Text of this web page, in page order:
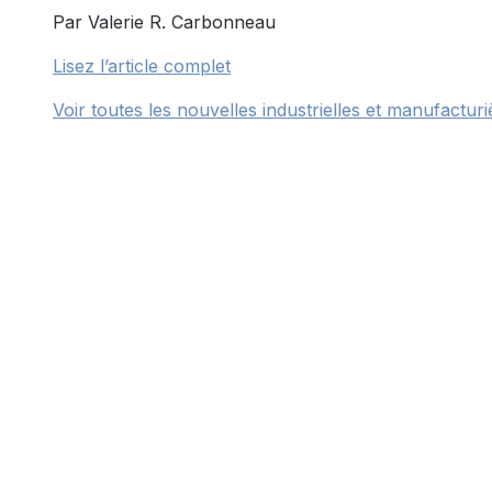
Par Valerie R. Carbonneau
Lisez l’article complet
Voir toutes les nouvelles industrielles et